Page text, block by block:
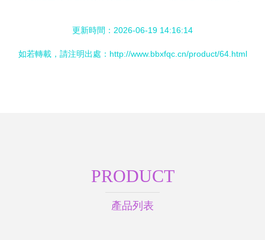
更新時間：2026-06-19 14:16:14
如若轉載，請注明出處：http://www.bbxfqc.cn/product/64.html
PRODUCT
產品列表